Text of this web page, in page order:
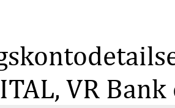
auf
100%
VR Bank